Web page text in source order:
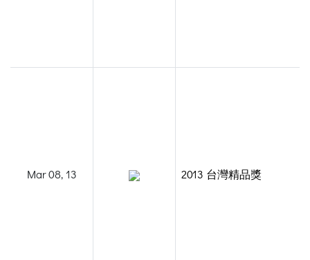
Mar 08, 13 2013 台灣精品獎